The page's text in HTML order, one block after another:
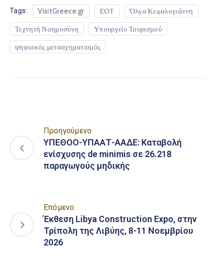
Tags: VisitGreece.gr ΕΟΤ Όλγα Κεφαλογιάννη
Τεχνητή Νοημοσύνη Υπουργείο Τουρισμού
ψηφιακός μετασχηματισμός
Προηγούμενο
ΥΠΕΘΟΟ-ΥΠΑΑΤ-ΑΑΔΕ: Καταβολή
ενίσχυσης de minimis σε 26.218
παραγωγούς μηδικής
Επόμενο
Έκθεση Libya Construction Expo, στην
Τρίπολη της Λιβύης, 8-11 Νοεμβρίου
2026